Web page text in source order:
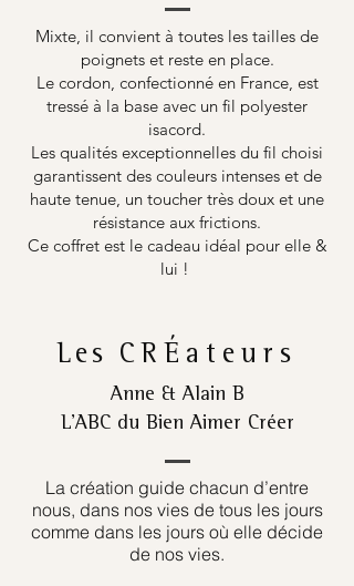
Mixte, il convient à toutes les tailles de
poignets et reste en place.
Le cordon, confectionné en France, est
tressé à la base avec un fil polyester
isacord.
Les qualités exceptionnelles du fil choisi
garantissent des couleurs intenses et de
haute tenue, un toucher très doux et une
résistance aux frictions.
Ce coffret est le cadeau idéal pour elle &
lui !
Les CRÉateurs
Anne & Alain B
L’ABC du Bien Aimer Créer
La création guide chacun d’entre
nous, dans nos vies de tous les jours
comme dans les jours où elle décide
de nos vies.